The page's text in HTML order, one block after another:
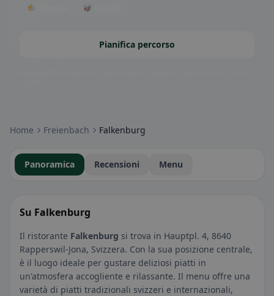
🌤 Terrazza 🥡 Asporto
Pianifica percorso
Home Freienbach Falkenburg
Panoramica Recensioni Menu
Su Falkenburg
Il ristorante Falkenburg si trova in Hauptpl. 4, 8640
Rapperswil-Jona, Svizzera. Con la sua posizione centrale,
è il luogo ideale per gustare deliziosi piatti in
un'atmosfera accogliente e rilassante. Il menu offre una
varietà di piatti tradizionali svizzeri e internazionali,